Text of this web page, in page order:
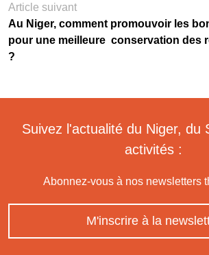
Article suivant
Au Niger, comment promouvoir les
pour une meilleure conservation des
?
Suivez l'actualité du Niger, du
activités :
Abonnez-vous à nos newsletters
M'inscrire à la